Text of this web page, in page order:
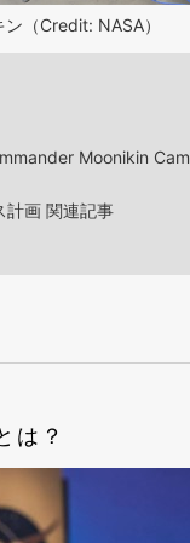
（Credit: NASA）
Moonikin
計画 関連記事
は？